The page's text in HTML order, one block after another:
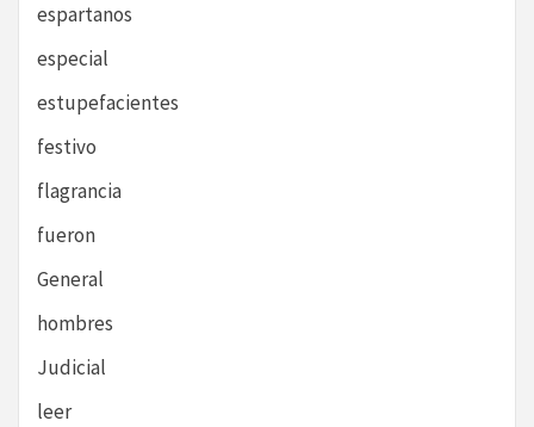
espartanos
especial
estupefacientes
festivo
flagrancia
fueron
General
hombres
Judicial
leer